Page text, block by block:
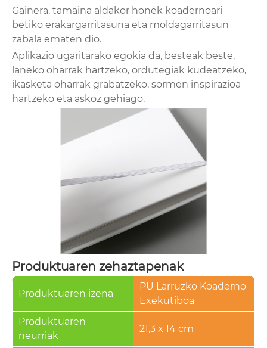
Gainera, tamaina aldakor honek koadernoari
betiko erakargarritasuna eta moldagarritasun
zabala ematen dio.
Aplikazio ugaritarako egokia da, besteak beste,
laneko oharrak hartzeko, ordutegiak kudeatzeko,
ikasketa oharrak grabatzeko, sormen inspirazioa
hartzeko eta askoz gehiago.
Produktuaren zehaztapenak
Produktuaren izena
PU Larruzko Koaderno
Exekutiboa
Produktuaren
neurriak
21,3 x 14 cm